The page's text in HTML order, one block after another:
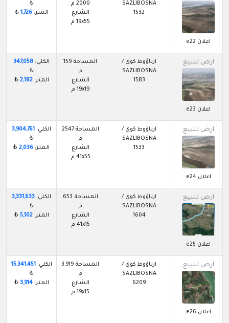
اعلان e22
SAZLIBOSNA
1532
2000 م
الشارع
19x55 م
₺
المتر:1,726
₺
ارض للبيع
اعلان e23
ارناؤوط كوي /
SAZLIBOSNA
1583
المساحة 159
م
الشارع
19x19 م
الكلي: 347,058
₺
المتر:2,182
₺
ارض للبيع
اعلان e24
ارناؤوط كوي /
SAZLIBOSNA
1533
المساحة 2547
م
الشارع
41x55 م
الكلي: 3,904,761
₺
المتر: 2,036
₺
ارض للبيع
اعلان e25
ارناؤوط كوي /
SAZLIBOSNA
1604
المساحة 653
م
الشارع
41x15 م
الكلي: 3,331,633
₺
المتر:5,102
₺
ارض للبيع
اعلان e26
ارناؤوط كوي /
SAZLIBOSNA
6209
المساحة 3,919
م
الشارع
19x15 م
الكلي:15,341,451
₺
المتر:3,914
₺